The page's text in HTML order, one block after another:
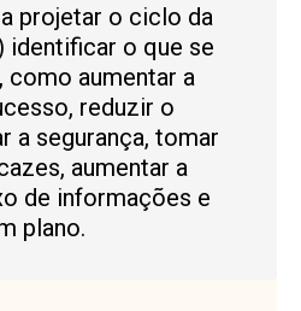
projetar o ciclo da
o que se
como aumentar a
reduzir o
a segurança, tomar
aumentar a
de informações e
plano.